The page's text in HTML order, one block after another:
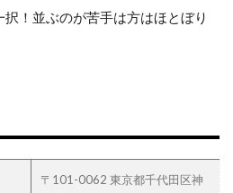
！並ぶのが苦手は方はほとぼり
〒101-0062 東京都千代田区神